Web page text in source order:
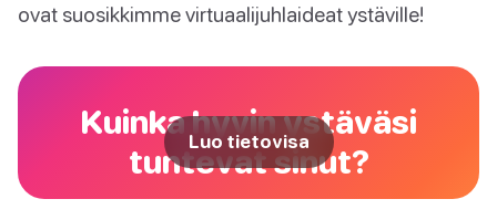
ovat suosikkimme virtuaalijuhlaideat ystäville!
Kuinka hyvin ystäväsi
tuntevat sinut?
Luo tietovisa